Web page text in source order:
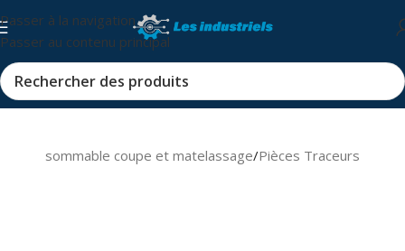
Passer à la navigation
Passer au contenu principal
et consommable coupe et matelassage/Pièces Traceurs